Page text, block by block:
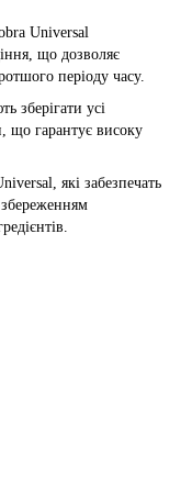
Universal
що дозволяє
періоду часу.
зберігати усі
що гарантує високу
які забезпечать